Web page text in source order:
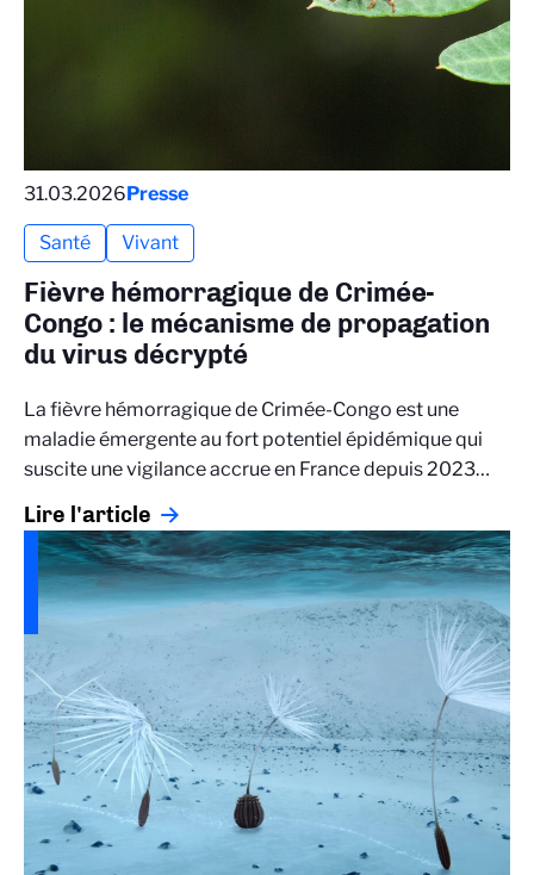
31.03.2026Presse
Santé Vivant
Fièvre hémorragique de Crimée-
Congo : le mécanisme de propagation
du virus décrypté
La fièvre hémorragique de Crimée-Congo est une
maladie émergente au fort potentiel épidémique qui
suscite une vigilance accrue en France depuis 2023…
Lire l'article